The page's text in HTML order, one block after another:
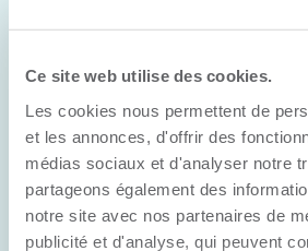
Ce site web utilise des cookies.
Les cookies nous permettent de
et les annonces, d'offrir des
médias sociaux et d'analyser notre
partageons également des
notre site avec nos partenaires de
publicité et d'analyse, qui peuvent
Anick Métivier devient le
président de la CCI3R
C’est lors de son assemblée
tenue hier que la Chambre de
d’industries de ...